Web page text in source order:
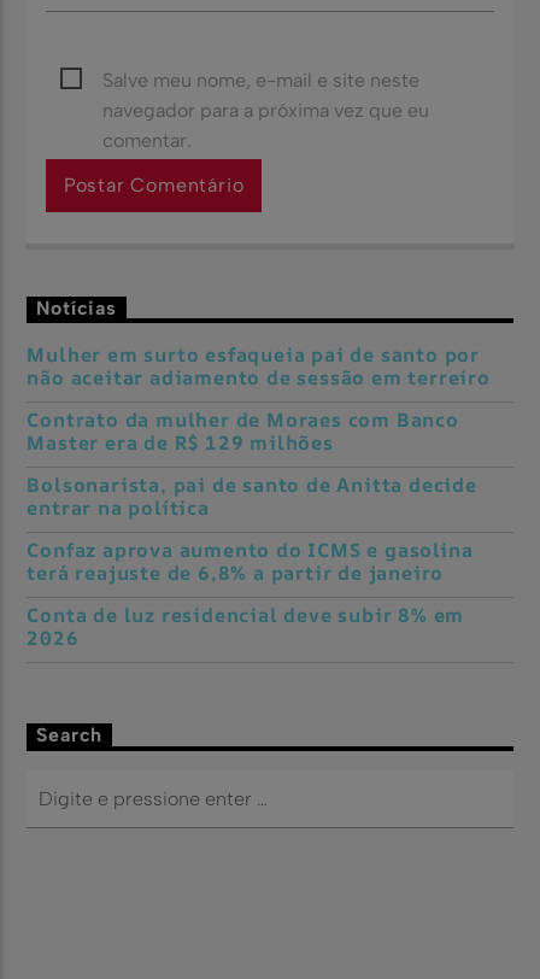
Salve meu nome, e-mail e site neste
navegador para a próxima vez que eu
comentar.
Notícias
Mulher em surto esfaqueia pai de santo por
não aceitar adiamento de sessão em terreiro
Contrato da mulher de Moraes com Banco
Master era de R$ 129 milhões
Bolsonarista, pai de santo de Anitta decide
entrar na política
Confaz aprova aumento do ICMS e gasolina
terá reajuste de 6,8% a partir de janeiro
Conta de luz residencial deve subir 8% em
2026
Search